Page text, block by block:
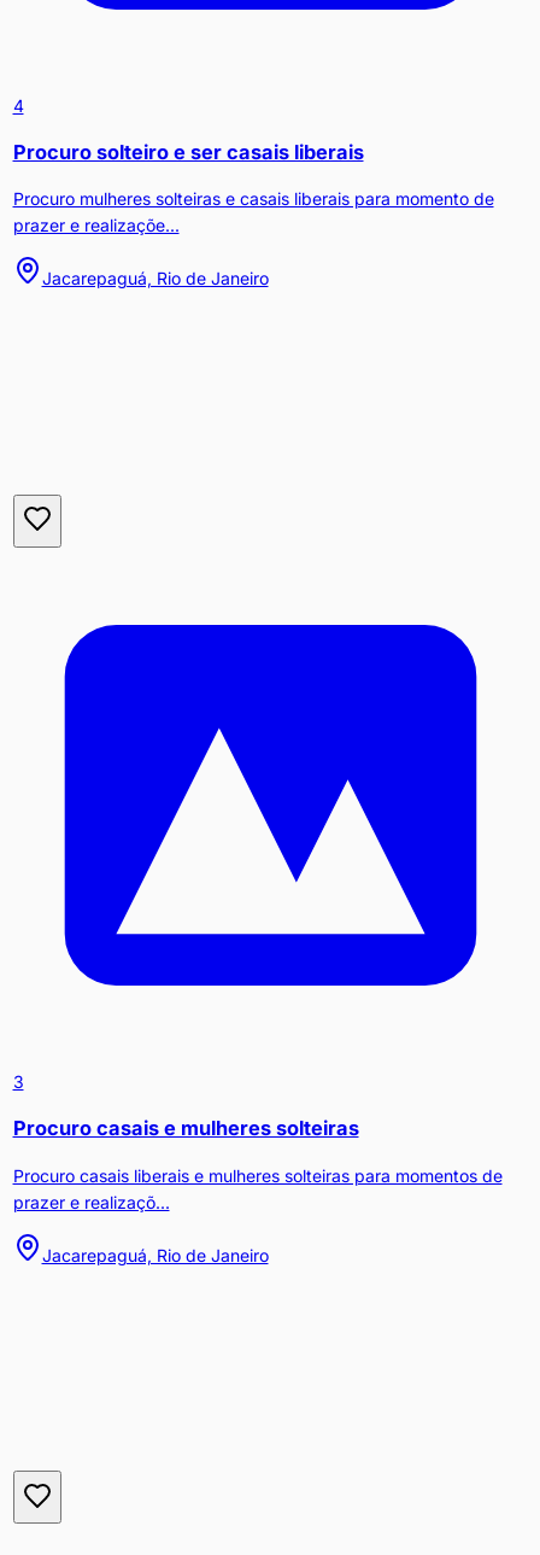
4
Procuro solteiro e ser casais liberais
Procuro mulheres solteiras e casais liberais para momento de
prazer e realizaçõe...
Jacarepaguá, Rio de Janeiro
3
Procuro casais e mulheres solteiras
Procuro casais liberais e mulheres solteiras para momentos de
prazer e realizaçõ...
Jacarepaguá, Rio de Janeiro